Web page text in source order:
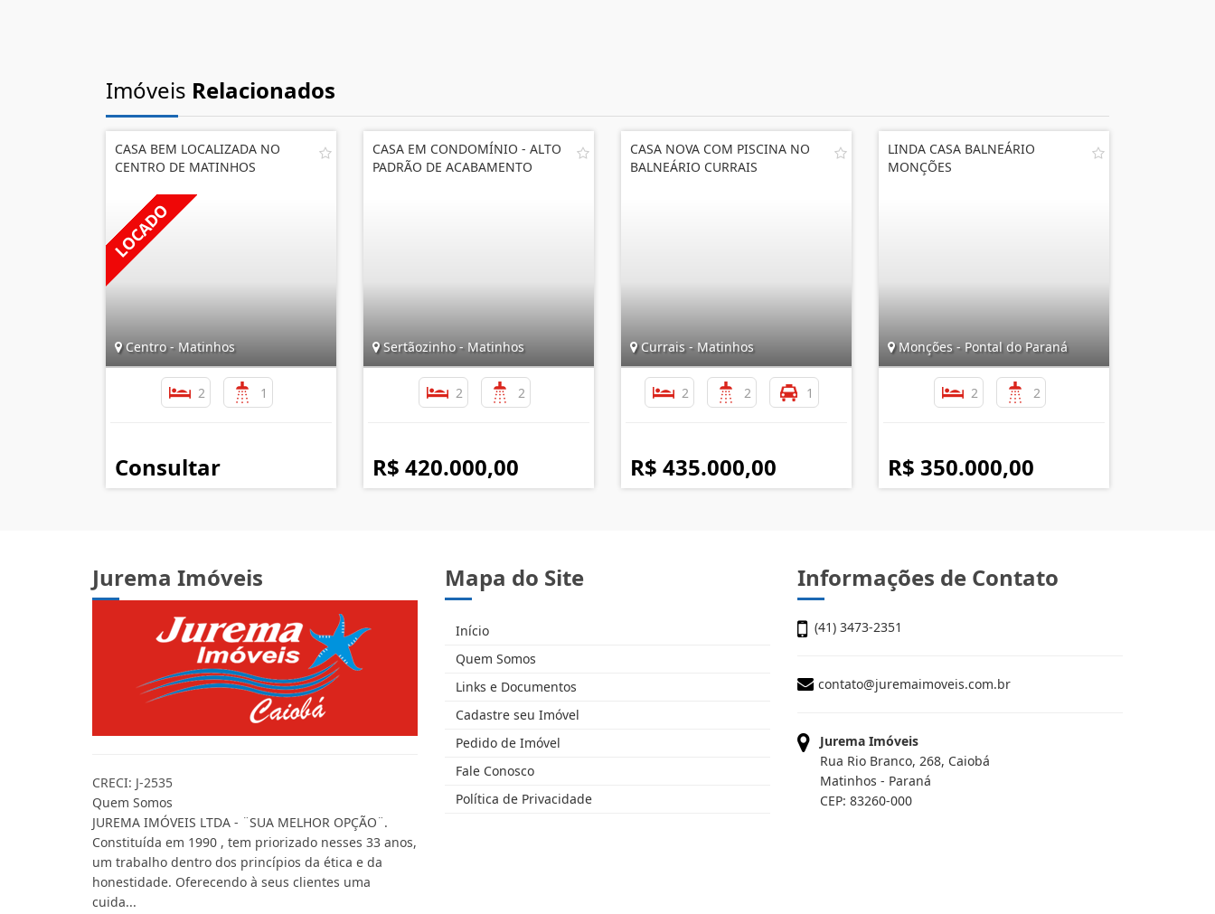
Imóveis Relacionados
CASA BEM LOCALIZADA NO
CENTRO DE MATINHOS
Centro - Matinhos
2 1
Consultar
CASA EM CONDOMÍNIO - ALTO
PADRÃO DE ACABAMENTO
Sertãozinho - Matinhos
2 2
R$ 420.000,00
CASA NOVA COM PISCINA NO
BALNEÁRIO CURRAIS
Currais - Matinhos
2 2 1
R$ 435.000,00
LINDA CASA BALNEÁRIO
MONÇÕES
Monções - Pontal do Paraná
2 2
R$ 350.000,00
Jurema Imóveis
CRECI: J-2535
Quem Somos
JUREMA IMÓVEIS LTDA - ¨SUA MELHOR OPÇÃO¨.
Constituída em 1990 , tem priorizado nesses 33 anos,
um trabalho dentro dos princípios da ética e da
honestidade. Oferecendo à seus clientes uma
cuida...
Mapa do Site
Início
Quem Somos
Links e Documentos
Cadastre seu Imóvel
Pedido de Imóvel
Fale Conosco
Política de Privacidade
Informações de Contato
(41) 3473-2351
contato@juremaimoveis.com.br
Jurema Imóveis
Rua Rio Branco, 268, Caiobá
Matinhos - Paraná
CEP: 83260-000